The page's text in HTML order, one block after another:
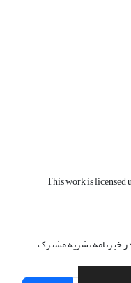
This work is licensed
خبرنامه نشریه مشترک